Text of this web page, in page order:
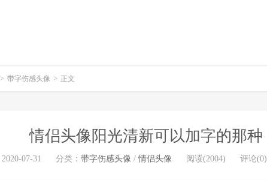
> 带字伤感头像 > 正文
情侣头像阳光清新可以加字的那种
2020-07-31 分类： 带字伤感头像 /情侣头像 阅读(2004) 评论(0)